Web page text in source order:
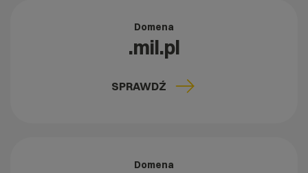
Domena
.mil.pl
SPRAWDŹ
Domena